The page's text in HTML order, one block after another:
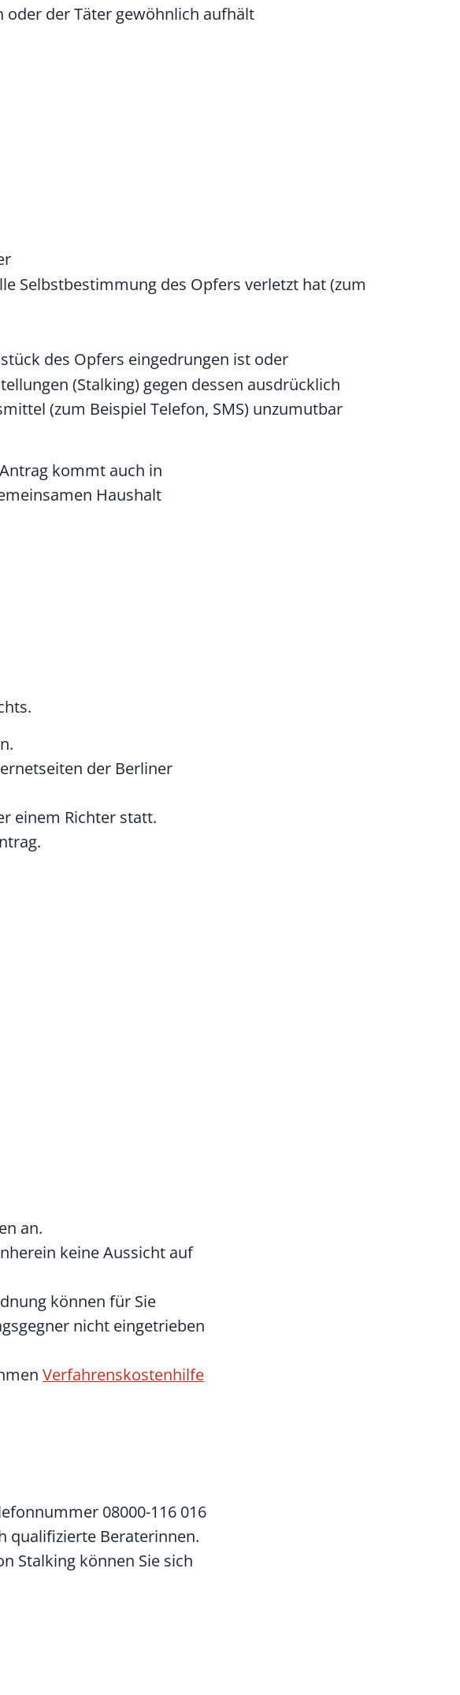
oder der Täter gewöhnlich aufhält
Selbstbestimmung des Opfers verletzt hat(zum
des Opfers eingedrungen ist oder
(Stalking) gegen dessen ausdrücklich
(zum Beispiel Telefon, SMS) unzumutbar
kommt auch in
Haushalt
der Berliner
einem Richter statt.
an.
keine Aussicht auf
können für Sie
nicht eingetrieben
Verfahrenskostenhilfe
08000-116 016
qualifizierte Beraterinnen.
Stalking können Sie sich